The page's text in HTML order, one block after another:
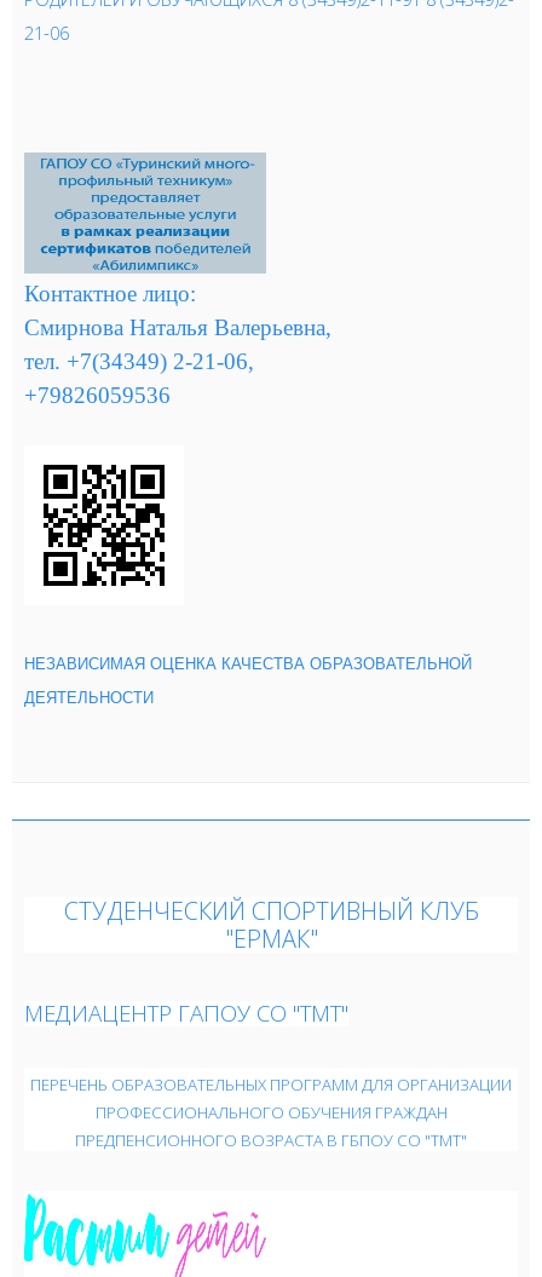
21-06
Контактное лицо:
Смирнова Наталья Валерьевна,
тел. +7(34349) 2-21-06,
+79826059536
НЕЗАВИСИМАЯ ОЦЕНКА КАЧЕСТВА ОБРАЗОВАТЕЛЬНОЙ
ДЕЯТЕЛЬНОСТИ
СТУДЕНЧЕСКИЙ СПОРТИВНЫЙ КЛУБ
"ЕРМАК"
МЕДИАЦЕНТР ГАПОУ СО "ТМТ"
ПЕРЕЧЕНЬ ОБРАЗОВАТЕЛЬНЫХ ПРОГРАММ ДЛЯ ОРГАНИЗАЦИИ
ПРОФЕССИОНАЛЬНОГО ОБУЧЕНИЯ ГРАЖДАН
ПРЕДПЕНСИОННОГО ВОЗРАСТА В ГБПОУ СО "ТМТ"